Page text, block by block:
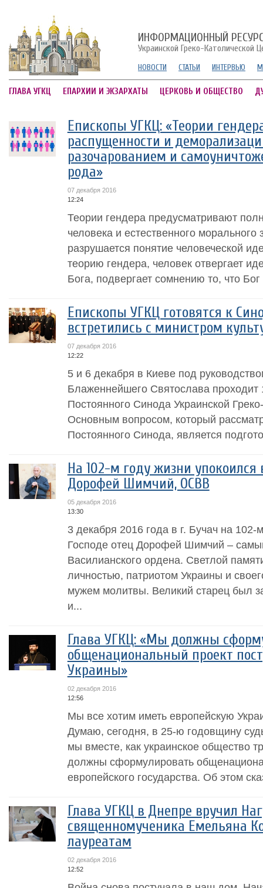
ИНФОРМАЦИОННЫЙ
Украинской Греко-Католической
НОВОСТИ СТАТЬИ ИНТЕРВЬЮ
ГЛАВА УГКЦ ЕПАРХИИ И ЭКЗАРХАТЫ ЦЕРКОВЬ И ОБЩЕСТВО
Епископы УГКЦ: «Теории
распущенности и
разочарованием и
рода»
07 декабря 2016
12:24
Теории гендера предусматривают
человека и естественного морального
разрушается понятие человеческой
теорию гендера, человек отвергает
Бога, подвергает сомнению то, что
Епископы УГКЦ готовятся к
встретились с министром
07 декабря 2016
12:22
5 и 6 декабря в Киеве под
Блаженнейшего Святослава проходит
Постоянного Синода Украинской
Основным вопросом, который
Постоянного Синода, является
На 102-м году жизни упокоился
Дорофей Шимчий, ОСВВ
05 декабря 2016
13:30
3 декабря 2016 года в г. Бучач на 102-
Господе отец Дорофей Шимчий –
Василианского ордена. Светлой
личностью, патриотом Украины и
мужем молитвы. Великий старец был
и...
Глава УГКЦ: «Мы должны
общенациональный проект
Украины»
02 декабря 2016
12:56
Мы все хотим иметь европейскую
Думаю, сегодня, в 25-ю годовщину
мы вместе, как украинское общество
должны сформулировать
европейского государства. Об этом
Глава УГКЦ в Днепре вручил
священномученика Емельяна
лауреатам
02 декабря 2016
12:52